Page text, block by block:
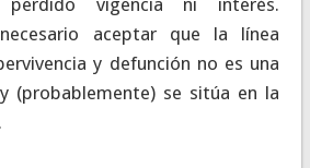
aceptar que la línea
y defunción no es una
(probablemente) se sitúa en la